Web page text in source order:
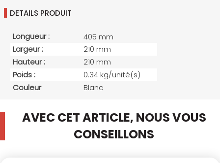
DETAILS PRODUIT
Longueur :
405 mm
Largeur :
210 mm
Hauteur :
210 mm
Poids :
0.34 kg/unité(s)
Couleur
Blanc
AVEC CET ARTICLE, NOUS VOUS
CONSEILLONS